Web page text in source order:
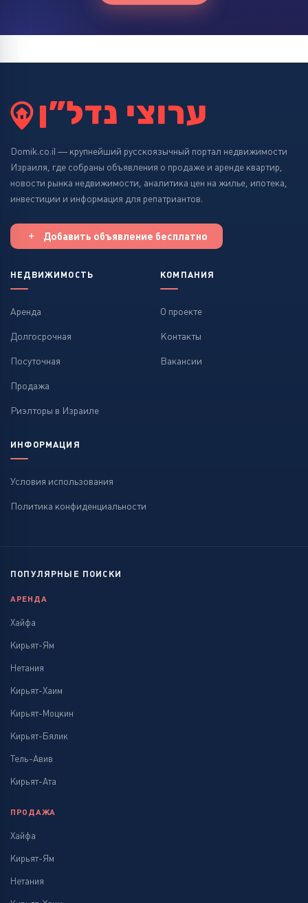
Domik.co.il — крупнейший русскоязычный портал недвижимости
Израиля, где собраны объявления о продаже и аренде квартир,
новости рынка недвижимости, аналитика цен на жилье, ипотека,
инвестиции и информация для репатриантов.
Добавить объявление бесплатно
НЕДВИЖИМОСТЬ
Аренда
Долгосрочная
Посуточная
Продажа
Риэлторы в Израиле
КОМПАНИЯ
О проекте
Контакты
Вакансии
ИНФОРМАЦИЯ
Условия использования
Политика конфиденциальности
ПОПУЛЯРНЫЕ ПОИСКИ
АРЕНДА
Хайфа
Кирьят-Ям
Нетания
Кирьят-Хаим
Кирьят-Моцкин
Кирьят-Бялик
Тель-Авив
Кирьят-Ата
ПРОДАЖА
Хайфа
Кирьят-Ям
Нетания